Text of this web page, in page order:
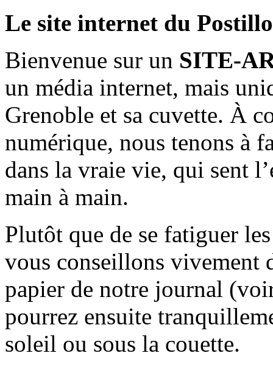
Le site internet du
Bienvenue sur un SITE-
un média internet, mais
Grenoble et sa cuvette. À
numérique, nous tenons à
dans la vraie vie, qui sent
main à main.
Plutôt que de se fatiguer
vous conseillons vivement
papier de notre journal
pourrez ensuite
soleil ou sous la couette.